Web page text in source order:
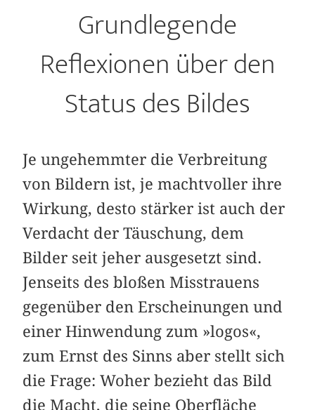
Grundlegende
Reflexionen über den
Status des Bildes
Je ungehemmter die Verbreitung
von Bildern ist, je machtvoller ihre
Wirkung, desto stärker ist auch der
Verdacht der Täuschung, dem
Bilder seit jeher ausgesetzt sind.
Jenseits des bloßen Misstrauens
gegenüber den Erscheinungen und
einer Hinwendung zum »logos«,
zum Ernst des Sinns aber stellt sich
die Frage: Woher bezieht das Bild
die Macht, die seine Oberfläche